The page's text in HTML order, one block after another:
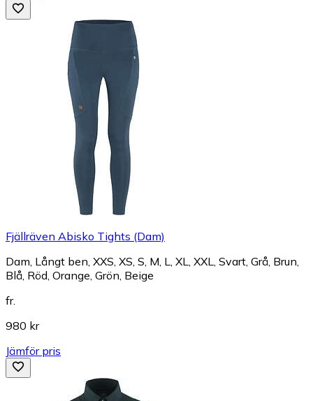
Fjällräven Abisko Tights (Dam)
Dam, Långt ben, XXS, XS, S, M, L, XL, XXL, Svart, Grå, Brun,
Blå, Röd, Orange, Grön, Beige
fr.
980 kr
Jämför pris